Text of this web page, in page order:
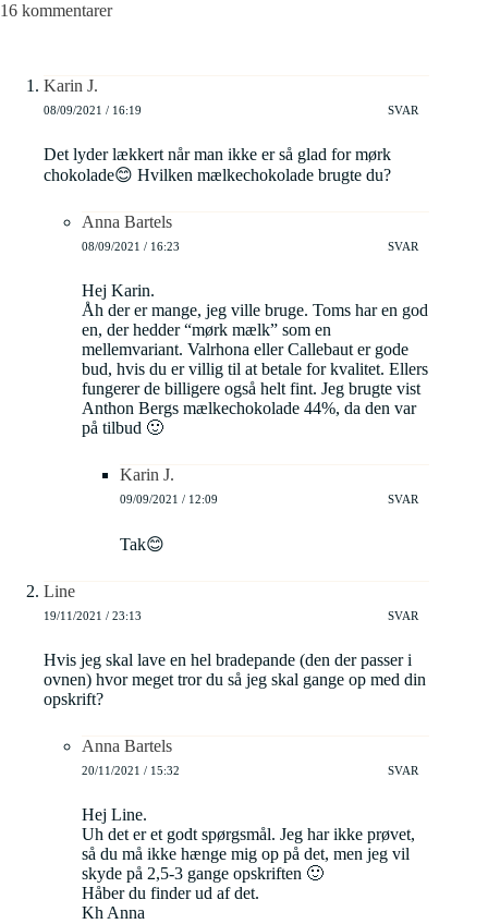
16 kommentarer
Karin J.
08/09/2021 / 16:19 SVAR
Det lyder lækkert når man ikke er så glad for mørk
chokolade😊 Hvilken mælkechokolade brugte du?
Anna Bartels
08/09/2021 / 16:23 SVAR
Hej Karin.
Åh der er mange, jeg ville bruge. Toms har en god
en, der hedder “mørk mælk” som en
mellemvariant. Valrhona eller Callebaut er gode
bud, hvis du er villig til at betale for kvalitet. Ellers
fungerer de billigere også helt fint. Jeg brugte vist
Anthon Bergs mælkechokolade 44%, da den var
på tilbud 🙂
Karin J.
09/09/2021 / 12:09 SVAR
Tak😊
Line
19/11/2021 / 23:13 SVAR
Hvis jeg skal lave en hel bradepande (den der passer i
ovnen) hvor meget tror du så jeg skal gange op med din
opskrift?
Anna Bartels
20/11/2021 / 15:32 SVAR
Hej Line.
Uh det er et godt spørgsmål. Jeg har ikke prøvet,
så du må ikke hænge mig op på det, men jeg vil
skyde på 2,5-3 gange opskriften 🙂
Håber du finder ud af det.
Kh Anna